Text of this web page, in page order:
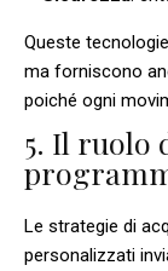
Queste
ma forniscono
poiché ogni
5. Il ruolo
Le strategie di
personalizzati